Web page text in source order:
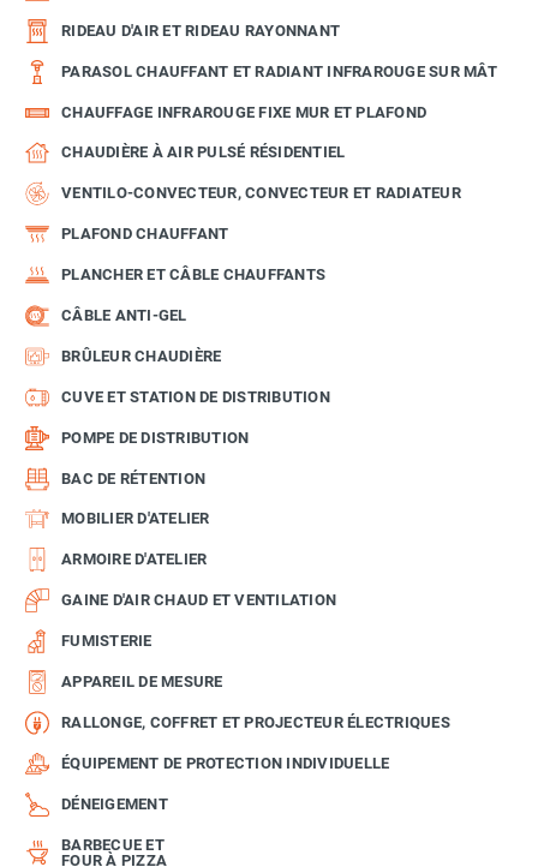
RIDEAU D'AIR ET RIDEAU RAYONNANT
PARASOL CHAUFFANT ET RADIANT INFRAROUGE SUR MÂT
CHAUFFAGE INFRAROUGE FIXE MUR ET PLAFOND
CHAUDIÈRE À AIR PULSÉ RÉSIDENTIEL
VENTILO-CONVECTEUR, CONVECTEUR ET RADIATEUR
PLAFOND CHAUFFANT
PLANCHER ET CÂBLE CHAUFFANTS
CÂBLE ANTI-GEL
BRÛLEUR CHAUDIÈRE
CUVE ET STATION DE DISTRIBUTION
POMPE DE DISTRIBUTION
BAC DE RÉTENTION
MOBILIER D'ATELIER
ARMOIRE D'ATELIER
GAINE D'AIR CHAUD ET VENTILATION
FUMISTERIE
APPAREIL DE MESURE
RALLONGE, COFFRET ET PROJECTEUR ÉLECTRIQUES
ÉQUIPEMENT DE PROTECTION INDIVIDUELLE
DÉNEIGEMENT
BARBECUE ET
FOUR À PIZZA